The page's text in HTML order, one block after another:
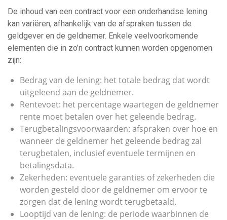
De inhoud van een contract voor een onderhandse lening
kan variëren, afhankelijk van de afspraken tussen de
geldgever en de geldnemer. Enkele veelvoorkomende
elementen die in zo’n contract kunnen worden opgenomen
zijn:
Bedrag van de lening: het totale bedrag dat wordt
uitgeleend aan de geldnemer.
Rentevoet: het percentage waartegen de geldnemer
rente moet betalen over het geleende bedrag.
Terugbetalingsvoorwaarden: afspraken over hoe en
wanneer de geldnemer het geleende bedrag zal
terugbetalen, inclusief eventuele termijnen en
betalingsdata.
Zekerheden: eventuele garanties of zekerheden die
worden gesteld door de geldnemer om ervoor te
zorgen dat de lening wordt terugbetaald.
Looptijd van de lening: de periode waarbinnen de